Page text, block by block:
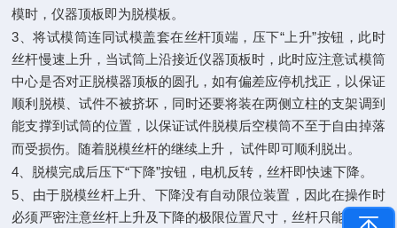
模时，仪器顶板即为脱模板。
3 、将试模筒连同试模盖套在丝杆顶端，压下“上升”按钮，此时
丝杆慢速上升，当试筒上沿接近仪器顶板时，此时应注意试模筒
中心是否对正脱模器顶板的圆孔，如有偏差应停机找正，以保证
顺利脱模、试件不被挤坏，同时还要将装在两侧立柱的支架调到
能支撑到试筒的位置，以保证试件脱模后空模筒不至于自由掉落
而受损伤。随着脱模丝杆的继续上升，
试件即可顺利脱出。
4 、脱模完成后压下“下降”按钮，电机反转，丝杆即快速下降。
5 、由于脱模丝杆上升、下降没有自动限位装置，因此在操作时
必须严密注意丝杆上升及下降的极限位置尺寸，丝杆只能在允许